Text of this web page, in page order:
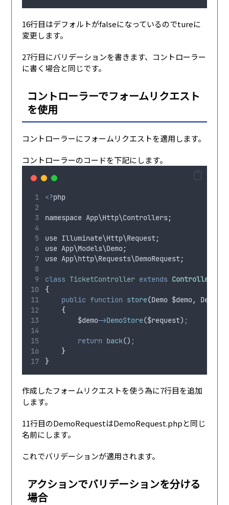
16行目はデフォルトがfalseになっているのでtureに
変更します。
27行目にバリデーションを書きます、コントローラー
に書く場合と同じです。
コントローラーでフォームリクエスト
を使用
コントローラーにフォームリクエストを適用します。
コントローラーのコードを下記にします。
<?php
namespace App\Http\Controllers;
use Illuminate\Http\Request;
use App\Models\Demo;
use App\http\Requests\DemoRequest
class TicketController extends Controller
{
public function store(Demo $demo,
{
$demo->DemoStore($request) ;
return back() ;
}
}
作成したフォームリクエストを使う為に7行目を追加
します。
11行目のDemoRequestはDemoRequest.phpと同じ
名前にします。
これでバリデーションが適用されます。
アクションでバリデーションを分ける
場合